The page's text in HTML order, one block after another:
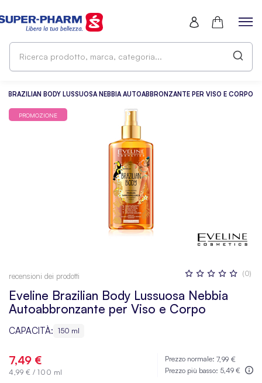
BRAZILIAN BODY LUSSUOSA NEBBIA AUTOABBRONZANTE PER VISO E CORPO
PROMOZIONE
Eveline Brazilian Body Lussuosa Nebbia
Autoabbronzante per Viso e Corpo
Valutazione: (0)
recensioni dei prodotti
CAPACITÀ: 150 ml
7,49 €
4,99 € /100 ml
Prezzo normale: 7,99 €
Prezzo più basso: 5,49 €